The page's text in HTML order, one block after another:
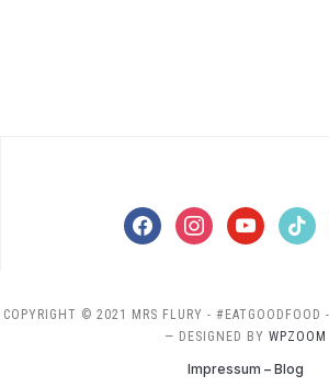
facebookinstagramyoutubetiktok
COPYRIGHT © 2021 MRS FLURY - #EATGOODFOOD
— DESIGNED BY WPZOOM
Impressum – Blog